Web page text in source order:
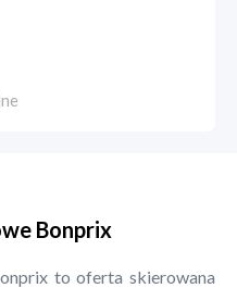
Bonprix
to oferta skierowana